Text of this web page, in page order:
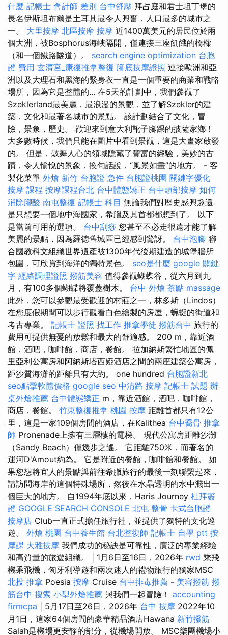
什麼 記帳士 會計師 差別 台中舒壓 拜占庭和君士坦丁堡的
長名伊斯坦布爾是土耳其最令人興奮，人口最多的城市之
一。 大里按摩 北區按摩 按摩 近1400萬美元的居民位於兩
個大洲，被Bosphorus海峽隔開，僅連接三座飢餓的橋樑
（和一個鐵路隧道）。 search engine optimization 台胞
證 費用 玄濟宮_康復推拿整復 腳底按摩證照 連接歐洲和亞
洲以及大理石和黑海的緊身衣一直是一個重要的商業和戰略
場所，因為它是整體的... 在5天的計劃中，我們參觀了
Szeklerland最美麗，最浪漫的景觀，並了解Szekler的建
築，文化和最著名城市的景點。 該計劃結合了文化，冒
險，景象，歷史。 歡迎來到意大利靴子腳踝的披薩家鄉！
大多數時候，我們只能在圖片中看到景觀，這是大畫家啟發
的。 但是，鼓舞人心的領域隱藏了豐富的經驗，美妙的古
蹟，令人愉悅的景象，換句話說，“風景如畫”的地方。 - 客
製化菜單 外燴 新竹 台胞證 急件 台胞證桃園 關鍵字優化
按摩 課程 按摩課程台北 台中體態矯正 台中頭部按摩 如何
消除腳酸 南屯整復 記帳士 科目 無論我們對歷史感興趣還
是只想要一個地中海國家，希臘及其首都都想到了。 以下
是當前可用的選項。 台中刮痧 您甚至不必走很遠才能了解
美麗的景點，因為羅德舊城區已經感到驚訝。 台中泡腳 聯
合國教科文組織世界遺產被1300年代後期建造的城堡牆所
包圍，可欣賞到海洋的獨特景色。 seo是什麼 google 關鍵
字 經絡調理證照 撥筋美容 值得參觀蝴蝶谷，從六月到九
月，有100多個蝴蝶將覆蓋樹木。 台中 外燴 茶點 massage
此外，您可以參觀最受歡迎的村莊之一，林多斯（Lindos）
在您度假期間可以步行觀看白色繪製的房屋，蜿蜒的街道和
考古專業。 記帳士 證照 找工作 推拿學徒 撥筋台中 旅行的
費用可提供無憂的放鬆和最大的舒適感。 200 m，靠近酒
館，酒吧，咖啡館，商店，餐館。 拉加納斯繁忙地區的佩
里亞利公寓房和阿納斯塔西婭酒店之間的兩座建築公寓房，
距沙質海灘的距離只有大約。 one hundred 台胞證新北
seo點擊軟體價格 google seo 中清路 按摩 記帳士 試題 辦
桌外燴推薦 台中體態矯正 m，靠近酒館，酒吧，咖啡館，
商店，餐館。 竹東整復推拿 桃園 按摩 距離首都只有12公
里，這是一家109個房間的酒店，在Kalithea 台中喬骨 推拿
師 Pronenade上擁有三層樓的電梯。 現代公寓房距離沙灘
（Sandy Beach）僅幾步之遙。 它距離750米，而著名的
運河D'Amout約為。 它是附近的餐館，咖啡館和餐館。 如
果您想將宜人的景點與前往希臘旅行的最後一刻聯繫起來，
請訪問海岸的這個特殊場所，然後在水晶透明的水中濺出一
個巨大的地方。 自1994年底以來，Haris Journey 杜拜簽
證 GOOGLE SEARCH CONSOLE 北屯 整骨 卡式台胞證
按摩店 Club一直正式擔任旅行社，並提供了獨特的文化巡
遊。 外燴 桃園 台中養生館 台北整復師 記帳士 自學 ptt 按
摩課 大雅按摩 我們成功的秘訣是可靠性，廣泛的專業經驗
和高質量的旅遊組織。 | 1月6日至16日，2026年 rwd 乘飛
機乘飛機，匈牙利導遊和兩次迷人的禮物旅行的獨家MSC
北投 推拿 Poesia 按摩 Cruise 台中排毒推薦 - 美容撥筋 撥
筋台中 搜索 小型外燴推薦 與我們一起冒險！ accounting
firmcpa | 5月17日至26日，2026年 台中 按摩 2022年10
月1日，這家64個房間的豪華精品酒店Hawana 新竹撥筋
Salah是機場更安靜的部分，從機場開放。 MSC樂團機場小